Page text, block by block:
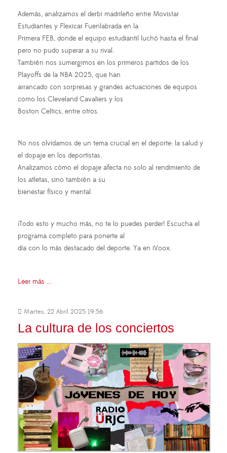
Además, analizamos el derbi madrileño entre Movistar
Estudiantes y Flexicar Fuenlabrada en la
Primera FEB, donde el equipo estudiantil luchó hasta el final
pero no pudo superar a su rival.
También nos sumergimos en los primeros partidos de los
Playoffs de la NBA 2025, que han
arrancado con sorpresas y grandes actuaciones de equipos
como los Cleveland Cavaliers y los
Boston Celtics, entre otros.
No nos olvidamos de un tema crucial en el deporte: la salud y
el dopaje en los deportistas.
Analizamos cómo el dopaje afecta no solo al rendimiento de
los atletas, sino también a su
bienestar físico y mental.
¡Todo esto y mucho más, no te lo puedes perder! Escucha el
programa completo para ponerte al
día con lo más destacado del deporte. Ya en iVoox.
Leer más ...
Martes, 22 Abril 2025 19:56
La cultura de los conciertos